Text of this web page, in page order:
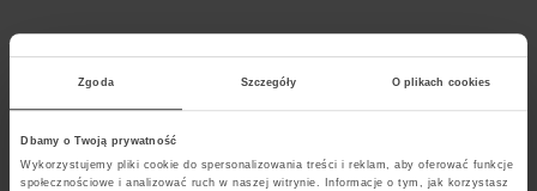
Zgoda Szczegóły O plikach cookies
Dbamy o Twoją prywatność
Wykorzystujemy pliki cookie do spersonalizowania treści i reklam, aby oferować funkcje
społecznościowe i analizować ruch w naszej witrynie. Informacje o tym, jak korzystasz